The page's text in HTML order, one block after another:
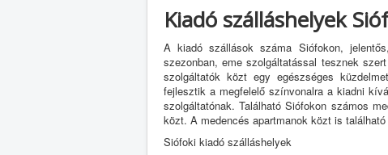
Kiadó szálláshelyek
A kiadó szállások száma Siófokon,
szezonban, eme szolgáltatással tesznek
szolgáltatók közt egy egészséges
fejlesztik a megfelelő színvonalra a kiadni
szolgáltatónak. Található Siófokon számos
közt. A medencés apartmanok közt is
Siófoki kiadó szálláshelyek